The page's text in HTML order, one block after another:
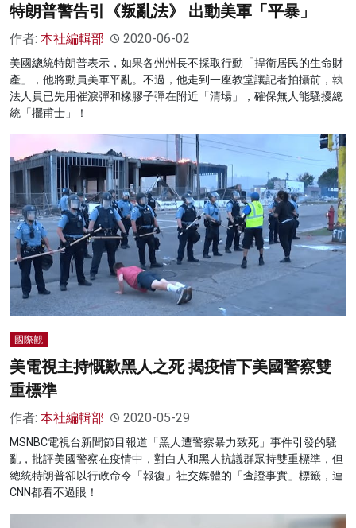
特朗普警告引《叛亂法》 出動美軍「平暴」
作者: 本社編輯部 2020-06-02
美國總統特朗普表示，如果各州州長不採取行動「捍衛居民的生命財
產」，他將動員美軍平亂。不過，他走到一座教堂讓記者拍攝前，執
法人員已先用催淚彈和橡膠子彈在附近「清場」，確保無人能騷擾總
統「擺甫士」！
國際觀
美電視主持慨歎黑人之死 揭疫情下美國警察雙
重標準
作者: 本社編輯部 2020-05-29
MSNBC電視台新聞節目報道「黑人遭警察暴力致死」事件引發的騷
亂，批評美國警察在疫情中，對白人和黑人抗議群眾持雙重標準，但
總統特朗普卻以行政命令「報復」社交媒體的「查證事實」標籤，連
CNN都看不過眼！